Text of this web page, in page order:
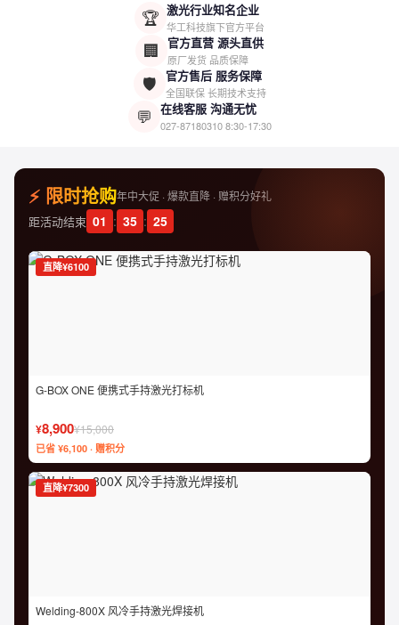
🏆 激光行业知名企业
华工科技旗下官方平台
🏢 官方直营 源头直供
原厂发货 品质保障
🛡️ 官方售后 服务保障
全国联保 长期技术支持
💬 在线客服 沟通无忧
027-871803108:30-17:30
⚡ 限时抢购年中大促 · 爆款直降 · 赠积分好礼
距活动结束 01 : 35 : 24
直降¥6100
G-BOX ONE 便携式手持激光打标机
¥8,900¥15,000
已省 ¥6,100 · 赠积分
直降¥7300
Welding-800X 风冷手持激光焊接机